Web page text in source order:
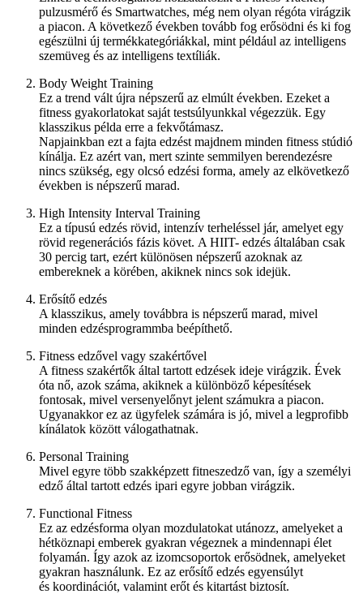
pulzusmérő és Smartwatches, még nem olyan régóta virágzik
a piacon. A következő években tovább fog erősödni és ki fog
egészülni új termékkategóriákkal, mint például az intelligens
szemüveg és az intelligens textíliák.
Body Weight Training
Ez a trend vált újra népszerű az elmúlt években. Ezeket a
fitness gyakorlatokat saját testsúlyunkkal végezzük. Egy
klasszikus példa erre a fekvőtámasz.
Napjainkban ezt a fajta edzést majdnem minden fitness stúdió
kínálja. Ez azért van, mert szinte semmilyen berendezésre
nincs szükség, egy olcsó edzési forma, amely az elkövetkező
években is népszerű marad.
High Intensity Interval Training
Ez a típusú edzés rövid, intenzív terheléssel jár, amelyet egy
rövid regenerációs fázis követ. A HIIT- edzés általában csak
30 percig tart, ezért különösen népszerű azoknak az
embereknek a körében, akiknek nincs sok idejük.
Erősítő edzés
A klasszikus, amely továbbra is népszerű marad, mivel
minden edzésprogrammba beépíthető.
Fitness edzővel vagy szakértővel
A fitness szakértők által tartott edzések ideje virágzik. Évek
óta nő, azok száma, akiknek a különböző képesítések
fontosak, mivel versenyelőnyt jelent számukra a piacon.
Ugyanakkor ez az ügyfelek számára is jó, mivel a legprofibb
kínálatok között válogathatnak.
Personal Training
Mivel egyre több szakképzett fitneszedző van, így a személyi
edző által tartott edzés ipari egyre jobban virágzik.
Functional Fitness
Ez az edzésforma olyan mozdulatokat utánozz, amelyeket a
hétköznapi emberek gyakran végeznek a mindennapi élet
folyamán. Így azok az izomcsoportok erősödnek, amelyeket
gyakran használunk. Ez az erősítő edzés egyensúlyt
és koordinációt, valamint erőt és kitartást biztosít.